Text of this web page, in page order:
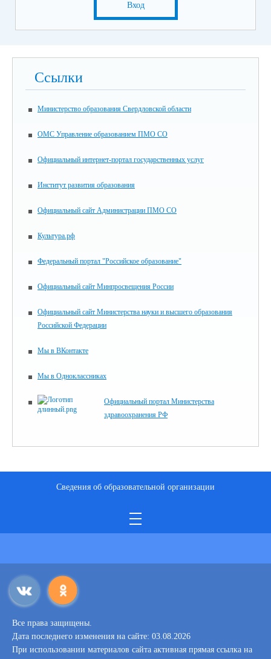
Вход
Ссылки
Министерство образования Свердловской области
ОМС Управление образованием ПМО СО
Официальный интернет-портал государственных услуг
Институт развития образования
Официальный сайт Администрации ПМО СО
Культура.рф
Федеральный портал "Российское образование"
Официальный сайт Минпросвещения России
Официальный сайт Министерства науки и высшего образования
Российской Федерации
Мы в ВКонтакте
Мы в Одноклассниках
Официальный портал Министерства
здравоохранения РФ
Сведения об образовательной организации
Все права защищены.
Дата последнего изменения на сайте: 03.08.2026
При использовании материалов сайта активная прямая ссылка на